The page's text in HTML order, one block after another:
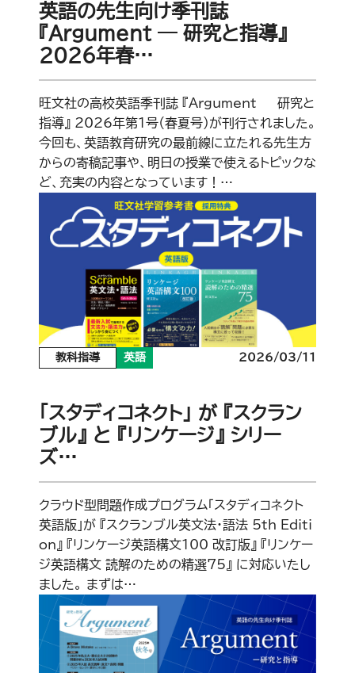
英語の先生向け季刊誌
『Argument ― 研究と指導』
2026年春…
旺文社の高校英語季刊誌 『Argument ― 研究と
指導』 2026年第1号（春夏号）が刊行されました。
今回も、英語教育研究の最前線に立たれる先生方
からの寄稿記事や、明日の授業で使えるトピックな
ど、充実の内容となっています！…
教科指導 英語 2026/03/11
「スタディコネクト」 が 『スクラン
ブル』 と 『リンケージ』 シリー
ズ…
クラウド型問題作成プログラム「スタディコネクト
英語版」が 『スクランブル英文法・語法 5th Editi
on』 『リンケージ英語構文100 改訂版』 『リンケー
ジ英語構文 読解のための精選75』 に対応いたし
ました。 まずは…